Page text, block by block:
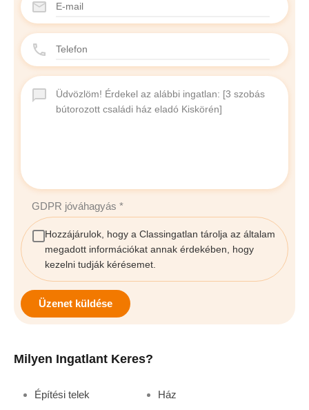
GDPR jóváhagyás *
Hozzájárulok, hogy a Classingatlan tárolja az általam
megadott információkat annak érdekében, hogy
kezelni tudják kérésemet.
Üzenet küldése
Milyen Ingatlant Keres?
Építési telek Ház